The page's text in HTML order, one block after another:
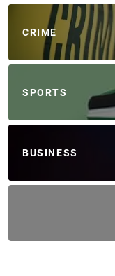
CRIME
SPORTS
BUSINESS